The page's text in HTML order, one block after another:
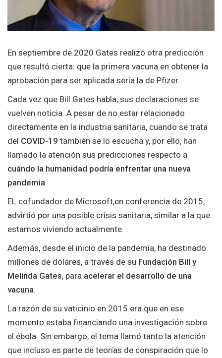
En septiembre de 2020 Gates realizó otra predicción
que resultó cierta: que la primera vacuna en obtener la
aprobación para ser aplicada sería la de Pfizer.
Cada vez que Bill Gates habla, sus declaraciones se
vuelven noticia. A pesar de no estar relacionado
directamente en la industria sanitaria, cuando se trata
del COVID-19 también se lo escucha y, por ello, han
llamado la atención sus predicciones respecto a
cuándo la humanidad podría enfrentar una nueva
pandemia
EL cofundador de Microsoft,en conferencia de 2015,
advirtió por una posible crisis sanitaria, similar a la que
estamos viviendo actualmente.
Además, desde el inicio de la pandemia, ha destinado
millones de dólares, a través de su Fundación Bill y
Melinda Gates, para acelerar el desarrollo de una
vacuna.
La razón de su vaticinio en 2015 era que en ese
momento estaba financiando una investigación sobre
el ébola. Sin embargo, el tema llamó tanto la atención
que incluso es parte de teorías de conspiración que lo